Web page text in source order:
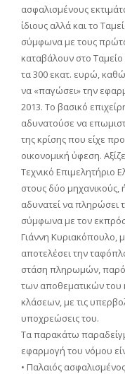
ασφαλισμένους
ίδιους αλλά και το
σύμφωνα με τους
καταβάλουν στο
τα 300 εκατ. ευρώ,
να «παγώσει» την
2013. Το βασικό
αδυνατούσε να
της κρίσης που είχε
οικονομική ύφεση.
Τεχνικό Επιμελητήριο
στους δύο μηχανικούς,
αδυνατεί να πληρώσει
σύμφωνα με τον
Γιάννη Κυριακόπουλο,
αποτελέσει την
στάση πληρωμών,
των αποθεματικών του
κλάσεων, με τις
υποχρεώσεις του.
Τα παρακάτω
εφαρμογή του νόμου
• Παλαιός